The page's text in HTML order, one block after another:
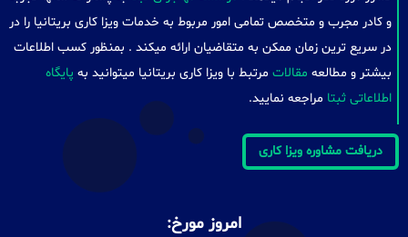
و کادر مجرب و متخصص تمامی امور مربوط به خدمات ویزا کاری بریتانیا را در
در سریع ترین زمان ممکن به متقاضیان ارائه میکند . بمنظور کسب اطلاعات
بیشتر و مطالعه مقالات مرتبط با ویزا کاری بریتانیا میتوانید به پایگاه
اطلاعاتی ثبتا مراجعه نمایید.
دریافت مشاوره ویزا کاری
امروز مورخ: